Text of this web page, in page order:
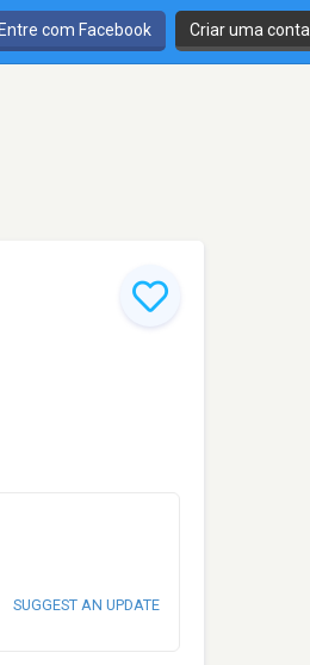
com Facebook Criar uma conta
SUGGEST AN UPDATE